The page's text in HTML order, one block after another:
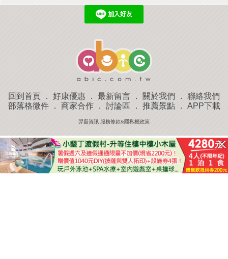
回到首頁 ． 好康優惠 ． 最新留言 ． 關於我們 ． 聯絡我們
部落格微件． 商家合作． 討論區 ． 推薦景點． APP下載
羿磊資訊 服務條款&隱私權政策